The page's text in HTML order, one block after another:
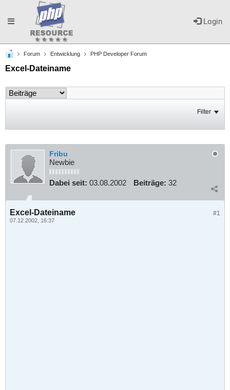
Login
Toggle
navigation
Forum Entwicklung PHP Developer Forum
Excel-Dateiname
Filter
Fribu
Newbie
Dabei seit: 03.08.2002 Beiträge: 32
#1
Excel-Dateiname
07.12.2002, 16:37